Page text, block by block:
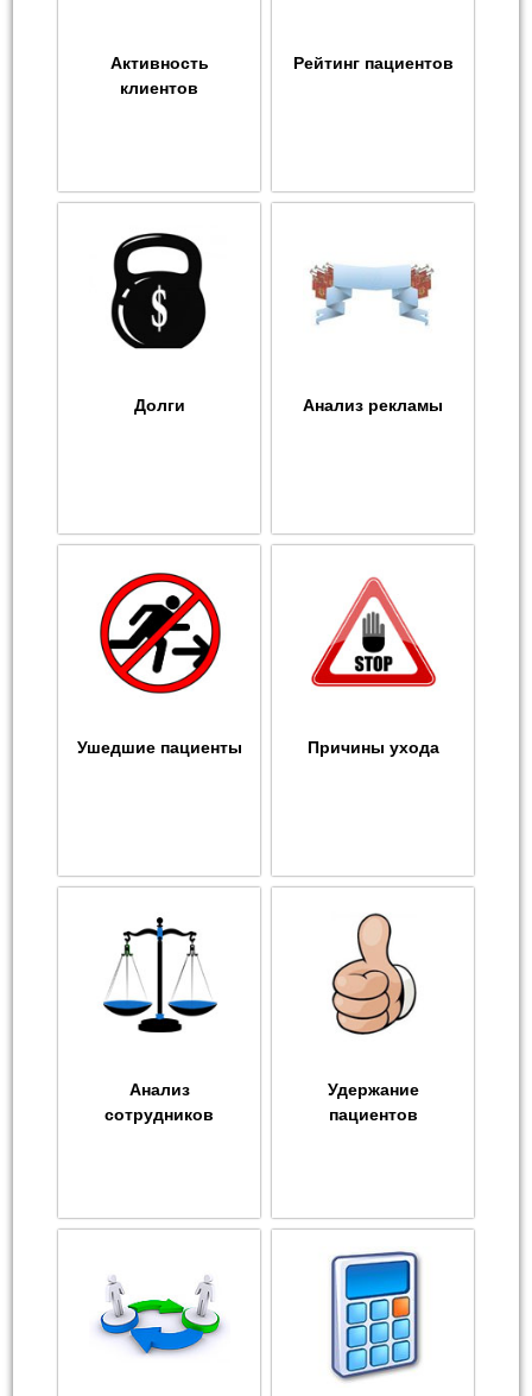
Активность
клиентов
Рейтинг пациентов
Долги Анализ рекламы
Ушедшие пациенты Причины ухода
Анализ
сотрудников
Удержание
пациентов